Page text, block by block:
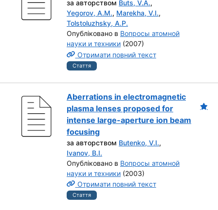
за авторством Buts, V.A.,
Yegorov, A.M., Marekha, V.I.,
Tolstoluzhsky, A.P.
Опубліковано в Вопросы атомной
науки и техники (2007)
Отримати повний текст
Стаття
Aberrations in electromagnetic
plasma lenses proposed for
intense large-aperture ion beam
focusing
за авторством Butenko, V.I.,
Ivanov, B.I.
Опубліковано в Вопросы атомной
науки и техники (2003)
Отримати повний текст
Стаття